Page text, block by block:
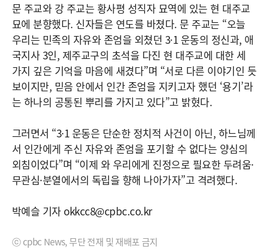
문 주교와 강 주교는 황사평 성직자 묘역에 있는 현 대주교
묘에 분향했다. 신자들은 연도를 바쳤다. 문 주교는 “오늘
우리는 민족의 자유와 존엄을 외쳤던 3·1 운동의 정신과, 애
국지사 3인, 제주교구의 초석을 다진 현 대주교에 대한 세
가지 깊은 기억을 마음에 새겼다”며 “서로 다른 이야기인 듯
보이지만, 믿음 안에서 인간 존엄을 지키고자 했던 ‘용기’라
는 하나의 공통된 뿌리를 가지고 있다”고 밝혔다.
그러면서 “3·1 운동은 단순한 정치적 사건이 아닌, 하느님께
서 인간에게 주신 자유와 존엄을 포기할 수 없다는 양심의
외침이었다”며 “이제 와 우리에게 진정으로 필요한 두려움·
무관심·분열에서의 독립을 향해 나아가자”고 격려했다.
박예슬 기자 okkcc8@cpbc.co.kr
ⓒ cpbc News, 무단 전재 및 재배포 금지